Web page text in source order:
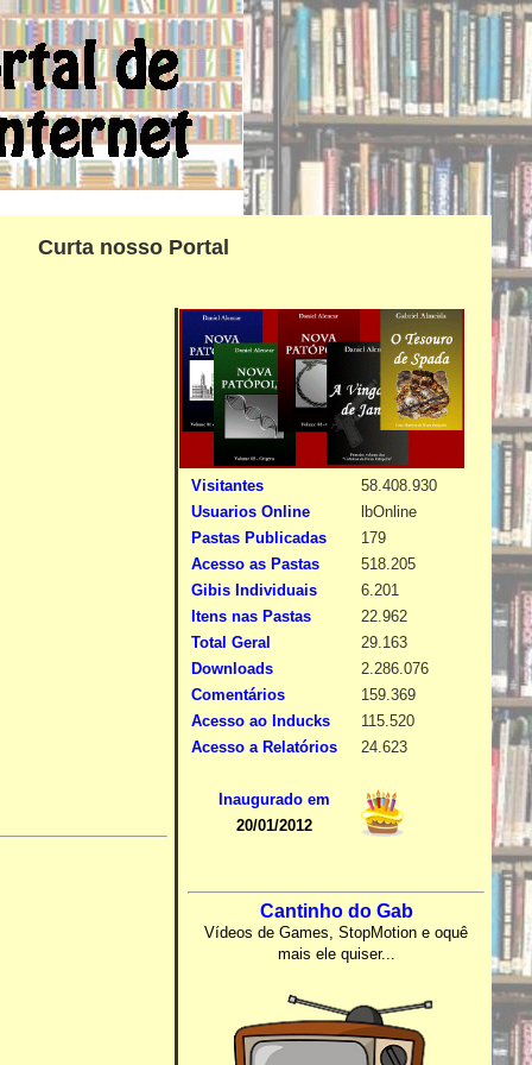
Curta nosso Portal
Visitantes
58.408.930
Usuarios Online
lbOnline
Pastas Publicadas
179
Acesso as Pastas
518.205
Gibis Individuais
6.201
Itens nas Pastas
22.962
Total Geral
29.163
Downloads
2.286.076
Comentários
159.369
Acesso ao Inducks
115.520
Acesso a Relatórios
24.623
Inaugurado em
20/01/2012
Cantinho do Gab
Vídeos de Games, StopMotion e oquê
mais ele quiser...